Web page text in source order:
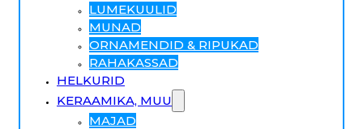
LUMEKUULID
MUNAD
ORNAMENDID & RIPUKAD
RAHAKASSAD
HELKURID
KERAAMIKA, MUU
MAJAD